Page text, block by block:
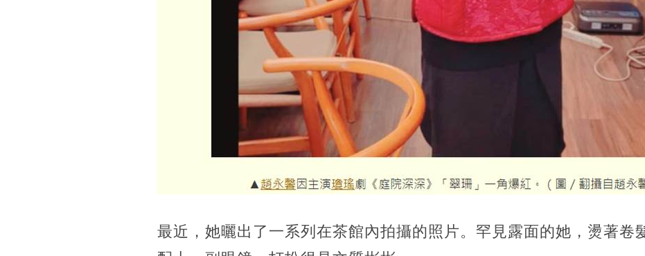
最近，她曬出了一系列在茶館內拍攝的照片。罕見露面的她，燙著卷